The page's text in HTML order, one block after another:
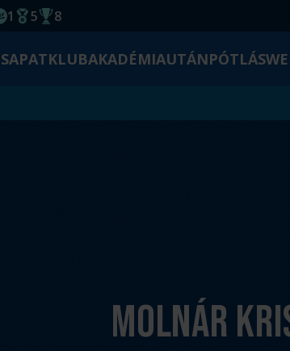
kupagyőzelem 2014
1
Magyar Bajnoki cím
5
Magyar-Kupa győzelem
8
KLUBAKADÉMIAUTÁNPÓTLÁS
Molnár